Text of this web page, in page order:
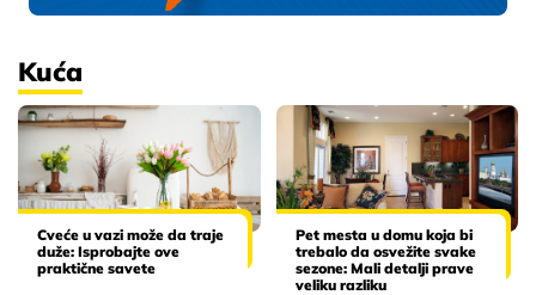
Kuća
Cveće u vazi može da traje
duže: Isprobajte ove
praktične savete
Pet mesta u domu koja bi
trebalo da osvežite svake
sezone: Mali detalji prave
veliku razliku